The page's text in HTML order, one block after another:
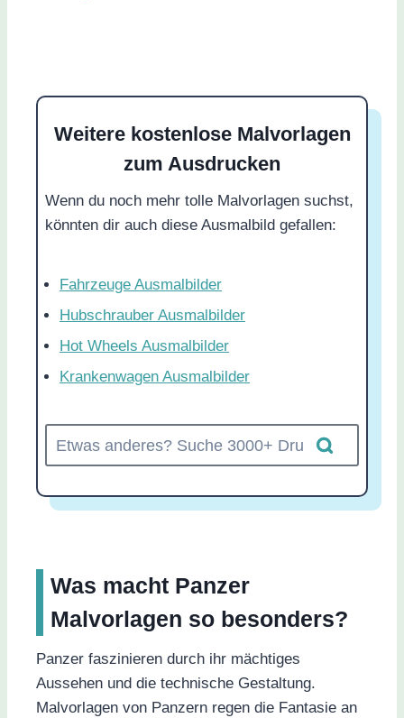
Weitere kostenlose Malvorlagen
zum Ausdrucken
Wenn du noch mehr tolle Malvorlagen suchst,
könnten dir auch diese Ausmalbild gefallen:
Fahrzeuge Ausmalbilder
Hubschrauber Ausmalbilder
Hot Wheels Ausmalbilder
Krankenwagen Ausmalbilder
Was macht Panzer
Malvorlagen so besonders?
Panzer faszinieren durch ihr mächtiges
Aussehen und die technische Gestaltung.
Malvorlagen von Panzern regen die Fantasie an